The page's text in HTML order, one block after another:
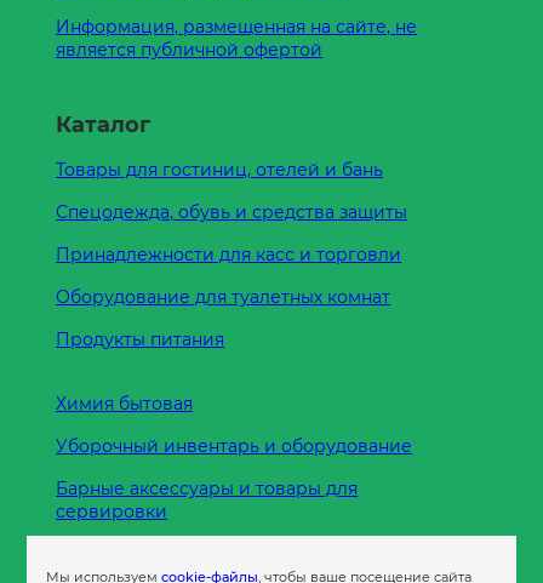
Информация, размещенная на сайте, не
является публичной офертой
Каталог
Товары для гостиниц, отелей и бань
Спецодежда, обувь и средства защиты
Принадлежности для касс и торговли
Оборудование для туалетных комнат
Продукты питания
Химия бытовая
Уборочный инвентарь и оборудование
Барные аксессуары и товары для
сервировки
Мы используемcookie-файлы, чтобы ваше посещение сайта